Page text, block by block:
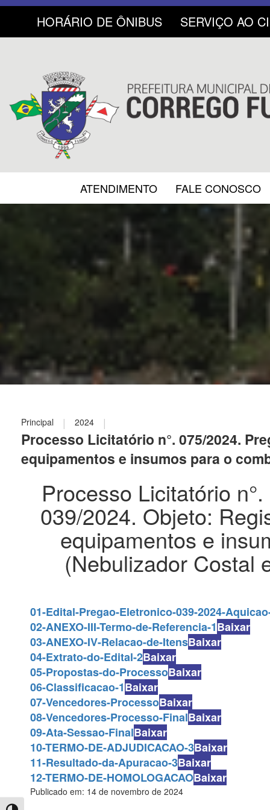
HORÁRIO DE ÔNIBUS SERVIÇO AO
ATENDIMENTO FALE CONOSCO
Principal | 2024 |
Processo Licitatório n°. 075/2024.
equipamentos e insumos para o
Processo Licitatório
039/2024. Objeto:
equipamentos e
(Nebulizador Costal
01-Edital-Pregao-Eletronico-039-2024-
02-ANEXO-III-Termo-de-Referencia-1Baixar
03-ANEXO-IV-Relacao-de-ItensBaixar
04-Extrato-do-Edital-2Baixar
05-Propostas-do-ProcessoBaixar
06-Classificacao-1Baixar
07-Vencedores-ProcessoBaixar
08-Vencedores-Processo-FinalBaixar
09-Ata-Sessao-FinalBaixar
10-TERMO-DE-ADJUDICACAO-3Baixar
11-Resultado-da-Apuracao-3Baixar
12-TERMO-DE-HOMOLOGACAOBaixar
Publicado em: 14 de novembro de 2024